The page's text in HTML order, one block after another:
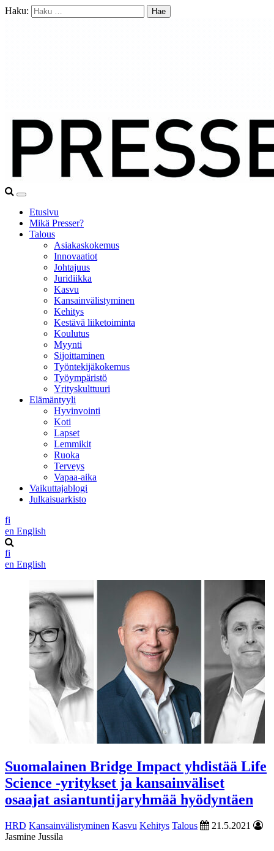
Haku:
Etusivu
Mikä Presser?
Talous
Asiakaskokemus
Innovaatiot
Johtajuus
Juridiikka
Kasvu
Kansainvälistyminen
Kehitys
Kestävä liiketoiminta
Koulutus
Myynti
Sijoittaminen
Työntekijäkokemus
Työympäristö
Yrityskulttuuri
Elämäntyyli
Hyvinvointi
Koti
Lapset
Lemmikit
Ruoka
Terveys
Vapaa-aika
Vaikuttajablogi
Julkaisuarkisto
fi
en English
fi
en English
Suomalainen Bridge Impact yhdistää Life
Science -yritykset ja kansainväliset
osaajat asiantuntijaryhmää hyödyntäen
HRD Kansainvälistyminen Kasvu Kehitys Talous
21.5.2021
Jasmine Jussila